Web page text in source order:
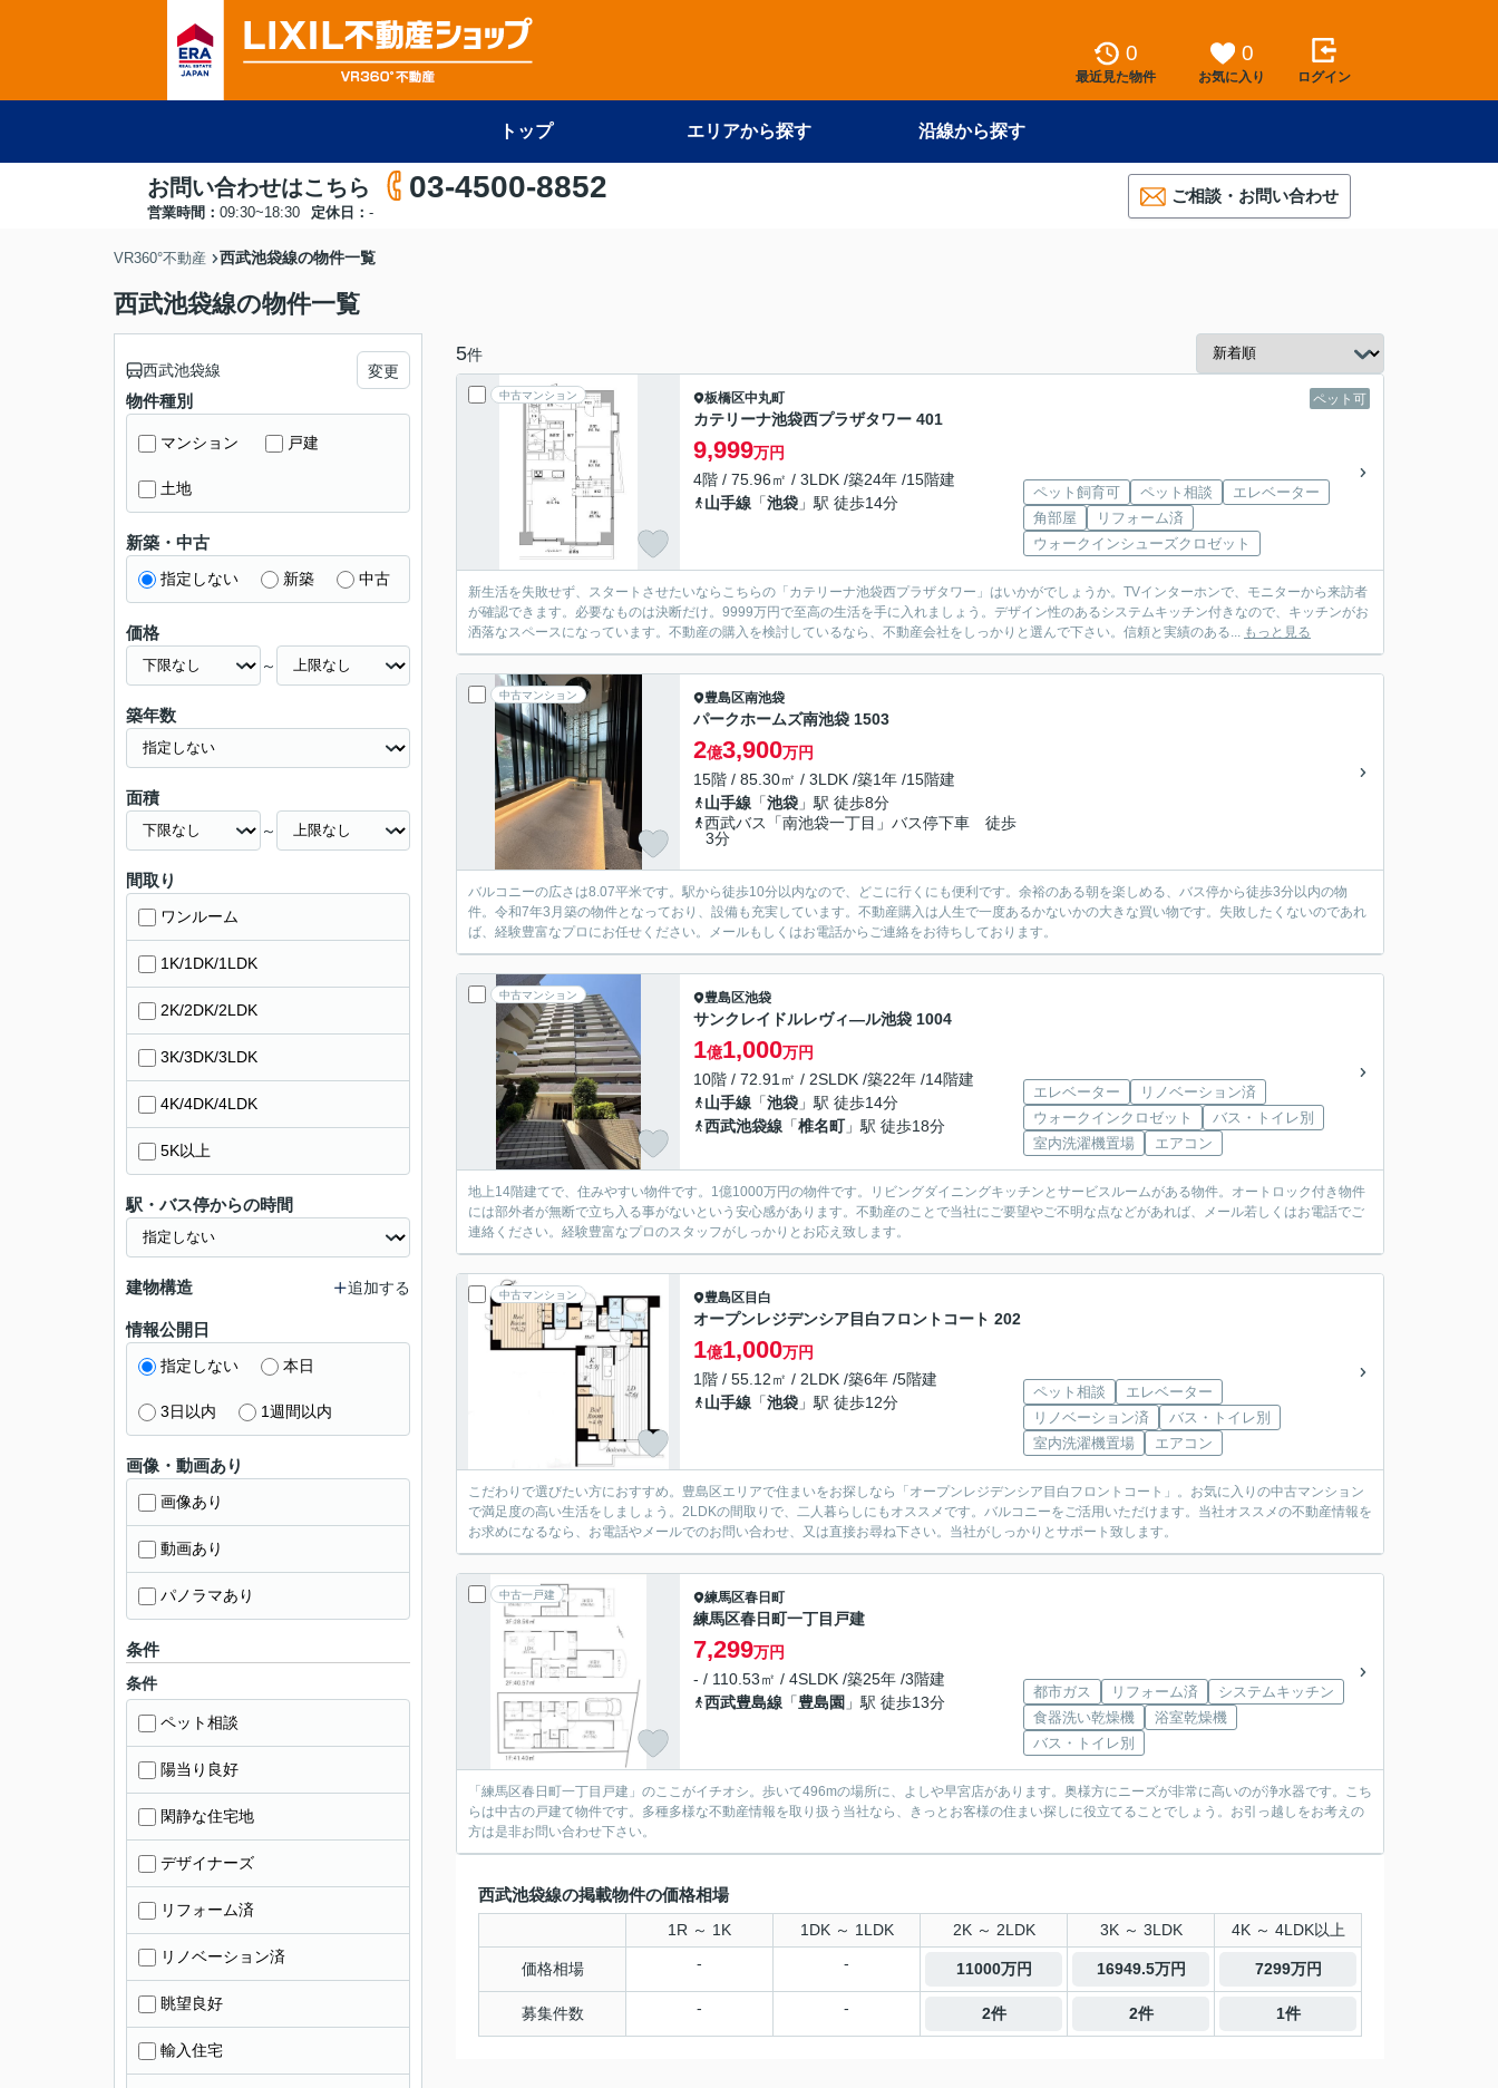
0
最近見た物件
0
お気に入り ログイン
トップ エリアから探す 沿線から探す
お問い合わせはこちら 03-4500-8852
営業時間： 09:30~18:30 定休日： -
ご相談・お問い合わせ
VR360°不動産 西武池袋線の物件一覧
西武池袋線の物件一覧
5件
中古マンション ペット可
板橋区中丸町
カテリーナ池袋西プラザタワー 401
9,999万円
4階 / 75.96㎡ / 3LDK /築24年 /15階建
山手線 「池袋 」駅 徒歩14分
ペット飼育可 ペット相談
エレベーター
角部屋
リフォーム済
ウォークインシューズクロゼット
新生活を失敗せず、スタートさせたいならこちらの「カテリーナ池袋西プラザタワー」はいかがでしょうか。TVインターホンで、モニターから来訪者
が確認できます。必要なものは決断だけ。9999万円で至高の生活を手に入れましょう。デザイン性のあるシステムキッチン付きなので、キッチンがお
洒落なスペースになっています。不動産の購入を検討しているなら、不動産会社をしっかりと選んで下さい。信頼と実績のある... もっと見る
中古マンション 豊島区南池袋
パークホームズ南池袋 1503
2億3,900万円
15階 / 85.30㎡ / 3LDK /築1年 /15階建
山手線 「池袋 」駅 徒歩8分
西武バス「南池袋一丁目」バス停下車 徒歩
3分
バルコニーの広さは8.07平米です。駅から徒歩10分以内なので、どこに行くにも便利です。余裕のある朝を楽しめる、バス停から徒歩3分以内の物
件。令和7年3月築の物件となっており、設備も充実しています。不動産購入は人生で一度あるかないかの大きな買い物です。失敗したくないのであれ
ば、経験豊富なプロにお任せください。メールもしくはお電話からご連絡をお待ちしております。
中古マンション 豊島区池袋
サンクレイドルレヴィ―ル池袋 1004
1億1,000万円
10階 / 72.91㎡ / 2SLDK /築22年 /14階建
山手線 「池袋 」駅 徒歩14分
西武池袋線 「椎名町」駅 徒歩18分
エレベーター
リノベーション済
ウォークインクロゼット
バス・トイレ別
室内洗濯機置場
エアコン
地上14階建てで、住みやすい物件です。1億1000万円の物件です。リビングダイニングキッチンとサービスルームがある物件。オートロック付き物件
には部外者が無断で立ち入る事がないという安心感があります。不動産のことで当社にご要望やご不明な点などがあれば、メール若しくはお電話でご
連絡ください。経験豊富なプロのスタッフがしっかりとお応え致します。
中古マンション 豊島区 目白
オープンレジデンシア目白フロントコート 202
1億1,000万円
1階 / 55.12㎡ / 2LDK /築6年 /5階建
山手線 「池袋 」駅 徒歩12分
ペット相談
エレベーター
リノベーション済
バス・トイレ別
室内洗濯機置場
エアコン
こだわりで選びたい方におすすめ。豊島区エリアで住まいをお探しなら「オープンレジデンシア目白フロントコート」。お気に入りの中古マンション
で満足度の高い生活をしましょう。2LDKの間取りで、二人暮らしにもオススメです。バルコニーをご活用いただけます。当社オススメの不動産情報を
お求めになるなら、お電話やメールでのお問い合わせ、又は直接お尋ね下さい。当社がしっかりとサポート致します。
中古一戸建 練馬区春日町
練馬区春日町一丁目戸建
7,299万円
- / 110.53㎡ / 4SLDK /築25年 /3階建
西武豊島線 「豊島園 」駅 徒歩13分
都市ガス リフォーム済
システムキッチン
食器洗い乾燥機
浴室乾燥機
バス・トイレ別
「練馬区春日町一丁目戸建」のここがイチオシ。歩いて496mの場所に、よしや早宮店があります。奥様方にニーズが非常に高いのが浄水器です。こち
らは中古の戸建て物件です。多種多様な不動産情報を取り扱う当社なら、きっとお客様の住まい探しに役立てることでしょう。お引っ越しをお考えの
方は是非お問い合わせ下さい。
西武池袋線の掲載物件の価格相場
1R ～ 1K 1DK ～ 1LDK 2K ～ 2LDK 3K ～ 3LDK 4K ～ 4LDK以上
価格相場 - - 11000万円 16949.5万円 7299万円
募集件数 - - 2件 2件 1件
西武池袋線 変更
物件種別
マンション 戸建
土地
新築・中古
指定しない 新築 中古
価格
～
築年数
面積
～
間取り
ワンルーム
1K/1DK/1LDK
2K/2DK/2LDK
3K/3DK/3LDK
4K/4DK/4LDK
5K以上
駅・バス停からの時間
建物構造 追加する
情報公開日
指定しない 本日
3日以内 1週間以内
画像・動画あり
画像あり
動画あり
パノラマあり
条件
条件
ペット相談
陽当り良好
閑静な住宅地
デザイナーズ
リフォーム済
リノベーション済
眺望良好
輸入住宅